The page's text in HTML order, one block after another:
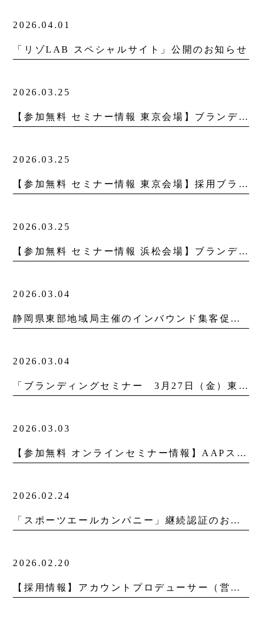
2026.04.01
「リゾLAB スペシャルサイト」公開のお知らせ
2026.03.25
【参加無料 セミナー情報 東京会場】ブランディング&DXセミナー開催のお知らせ
2026.03.25
【参加無料 セミナー情報 東京会場】採用ブランディングセミナー開催のお知らせ
2026.03.25
【参加無料 セミナー情報 浜松会場】ブランディングセミナー開催のお知らせ
2026.03.04
静岡県東部地域局主催のインバウンド集客促進のための座談会に協力しました。
2026.03.04
「ブランディングセミナー 3月27日（金）東京開催」延期のお知らせ
2026.03.03
【参加無料 オンラインセミナー情報】AAPスタッフがスピーカーとして登壇いたします。
2026.02.24
「スポーツエールカンパニー」継続認証のお知らせ
2026.02.20
【採用情報】アカウントプロデューサー（営業職）募集中